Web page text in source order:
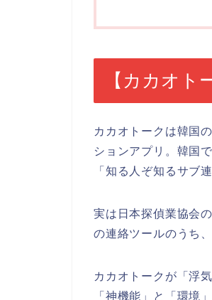
【カカオト
カカオトークは韓国
ションアプリ。韓国
「知る人ぞ知るサブ
実は日本探偵業協会
の連絡ツールのうち
カカオトークが「浮
「神機能」と「環境